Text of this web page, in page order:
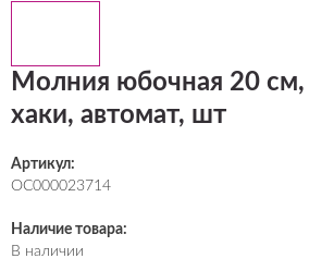
Молния юбочная 20 см,
хаки, автомат, шт
Артикул:
ОС000023714
Наличие товара:
В наличии